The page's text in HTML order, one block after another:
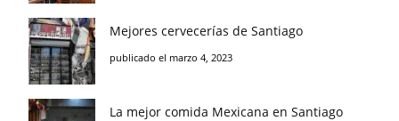
Mejores cervecerías de Santiago
publicado el marzo 4, 2023
La mejor comida Mexicana en Santiago